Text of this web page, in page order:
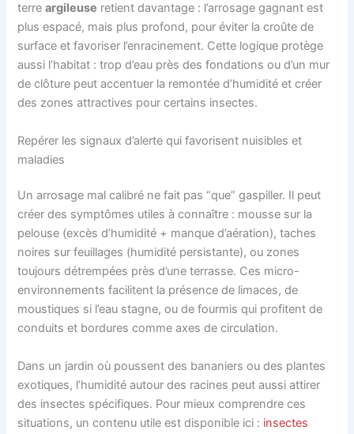
terreargileuse retient davantage : l’arrosage gagnant est
plus espacé, mais plus profond, pour éviter la croûte de
surface et favoriser l’enracinement. Cette logique protège
aussi l’habitat : trop d’eau près des fondations ou d’un mur
de clôture peut accentuer la remontée d’humidité et créer
des zones attractives pour certains insectes.
Repérer les signaux d’alerte qui favorisent nuisibles et
maladies
Un arrosage mal calibré ne fait pas “que” gaspiller. Il peut
créer des symptômes utiles à connaître : mousse sur la
pelouse (excès d’humidité + manque d’aération), taches
noires sur feuillages (humidité persistante), ou zones
toujours détrempées près d’une terrasse. Ces micro-
environnements facilitent la présence de limaces, de
moustiques si l’eau stagne, ou de fourmis qui profitent de
conduits et bordures comme axes de circulation.
Dans un jardin où poussent des bananiers ou des plantes
exotiques, l’humidité autour des racines peut aussi attirer
des insectes spécifiques. Pour mieux comprendre ces
situations, un contenu utile est disponible ici : insectes